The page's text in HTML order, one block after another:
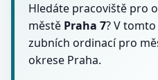
Hledáte pracoviště pro
městě Praha 7? V
zubních ordinací pro
okrese Praha.